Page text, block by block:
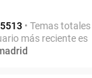
• Temas totales
más reciente es